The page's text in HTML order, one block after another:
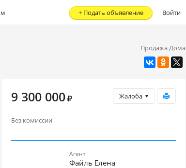
Войти
+ Подать объявление
Продажа Дома
Жалоба
9 300 000
Без комиссии
Агент
Файль Елена